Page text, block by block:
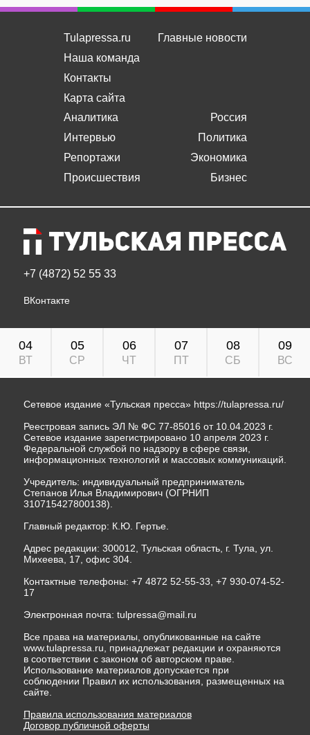
Tulapressa.ru
Наша команда
Контакты
Карта сайта
Главные новости
Аналитика
Интервью
Репортажи
Происшествия
Россия
Политика
Экономика
Бизнес
+7 (4872) 52 55 33
ВКонтакте
04
ВТ
05
СР
06
ЧТ
07
ПТ
08
СБ
09
ВС
Сетевое издание «Тульская пресса» https://tulapressa.ru/
Реестровая запись ЭЛ № ФС 77-85016 от 10.04.2023 г.
Сетевое издание зарегистрировано 10 апреля 2023 г.
Федеральной службой по надзору в сфере связи,
информационных технологий и массовых коммуникаций.
Учредитель: индивидуальный предприниматель
Степанов Илья Владимирович (ОГРНИП
310715427800138).
Главный редактор: К.Ю. Гертье.
Адрес редакции: 300012, Тульская область, г. Тула, ул.
Михеева, 17, офис 304.
Контактные телефоны: +7 4872 52-55-33, +7 930-074-52-
17
Электронная почта: tulpressa@mail.ru
Все права на материалы, опубликованные на сайте
www.tulapressa.ru, принадлежат редакции и охраняются
в соответствии с законом об авторском праве.
Использование материалов допускается при
соблюдении Правил их использования, размещенных на
сайте.
Правила использования материалов
Договор публичной оферты